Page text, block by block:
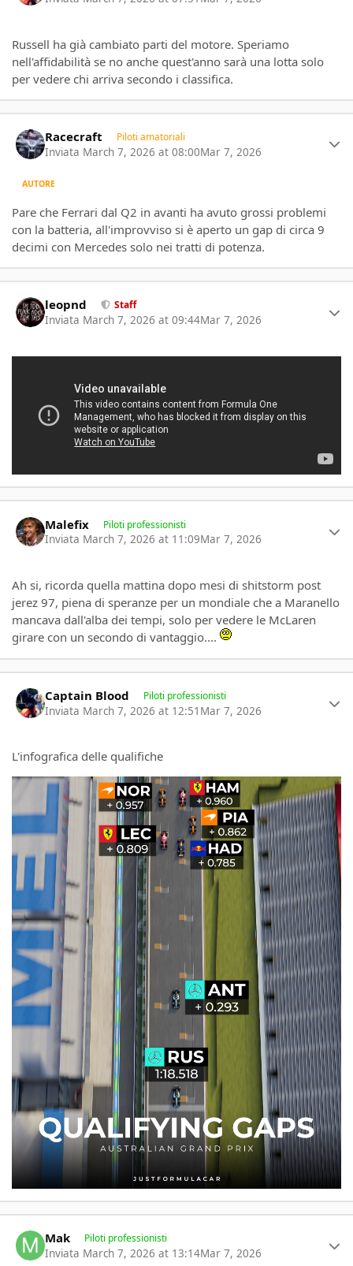
Russell ha già cambiato parti del motore. Speriamo
nell'affidabilità se no anche quest'anno sarà una lotta solo
per vedere chi arriva secondo i classifica.
Racecraft Piloti amatoriali
Inviata March 7, 2026 at 08:00Mar 7, 2026
AUTORE
Pare che Ferrari dal Q2 in avanti ha avuto grossi problemi
con la batteria, all'improvviso si è aperto un gap di circa 9
decimi con Mercedes solo nei tratti di potenza.
leopnd Staff
Inviata March 7, 2026 at 09:44Mar 7, 2026
Malefix Piloti professionisti
Inviata March 7, 2026 at 11:09Mar 7, 2026
Ah si, ricorda quella mattina dopo mesi di shitstorm post
jerez 97, piena di speranze per un mondiale che a Maranello
mancava dall'alba dei tempi, solo per vedere le McLaren
girare con un secondo di vantaggio....
Captain Blood Piloti professionisti
Inviata March 7, 2026 at 12:51 Mar 7, 2026
L'infografica delle qualifiche
Mak Piloti professionisti
Inviata March 7, 2026 at 13:14Mar 7, 2026